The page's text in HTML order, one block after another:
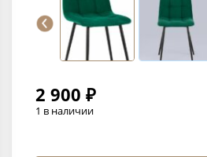
2 900 ₽
1 в наличии